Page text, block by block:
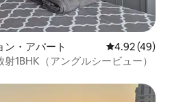
ン・アパート レビュー49
4.92 (49)
1BHK（アングルシービュー）